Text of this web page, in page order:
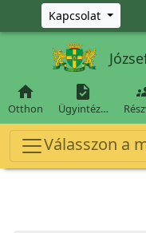
Ugrás a fő tartalomra
Kapcsolat

Otthon

Ügyintéz…
Válasszon a